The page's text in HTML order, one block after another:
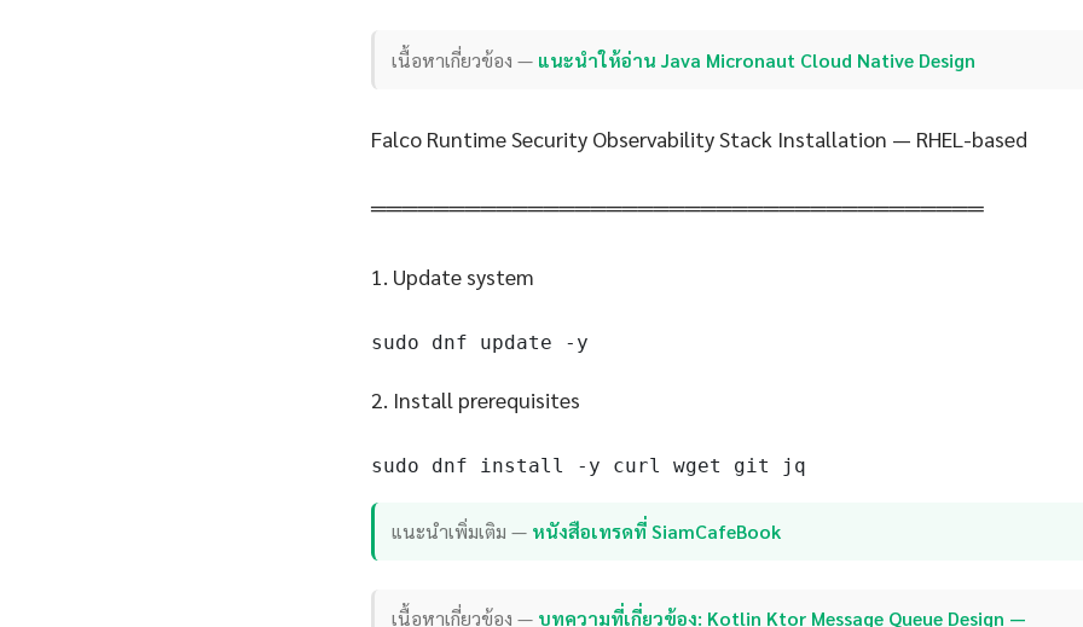
เนื้อหาเกี่ยวข้อง — แนะนำให้อ่าน Java Micronaut Cloud Native Design
Falco Runtime Security Observability Stack Installation — RHEL-based
═══════════════════════════════════════
1. Update system
sudo dnf update -y
2. Install prerequisites
sudo dnf install -y curl wget git jq
แนะนำเพิ่มเติม — หนังสือเทรดที่ SiamCafeBook
เนื้อหาเกี่ยวข้อง — บทความที่เกี่ยวข้อง: Kotlin Ktor Message Queue Design —